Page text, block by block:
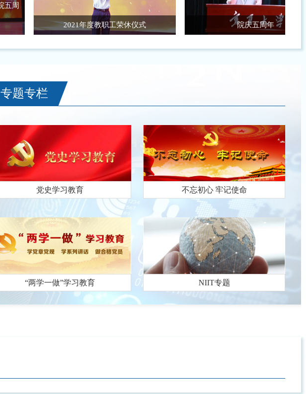
2021年度教职工荣休仪式 院庆五周年
专题专栏
党史学习教育 不忘初心 牢记使命
“两学一做”学习教育 NIIT专题